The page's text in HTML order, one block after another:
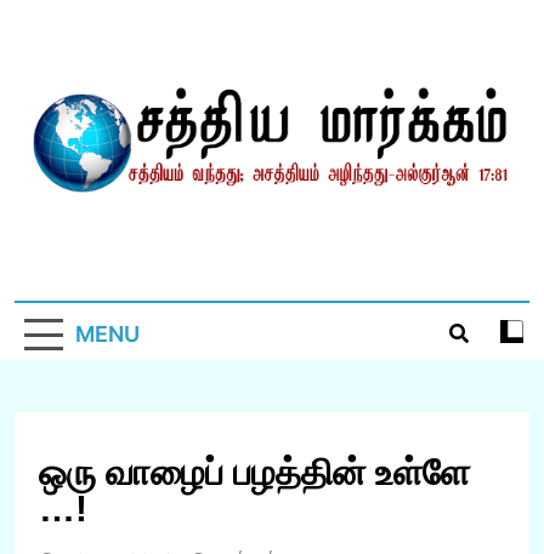
MENU
ஒரு வாழைப் பழத்தின் உள்ளே
…!